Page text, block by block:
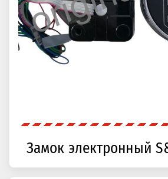
Замок электронный